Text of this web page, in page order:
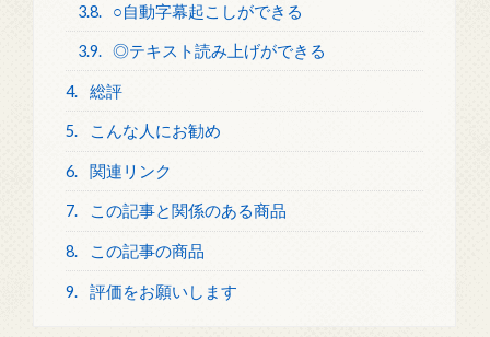
3.8. ○自動字幕起こしができる
3.9. ◎テキスト読み上げができる
4. 総評
5. こんな人にお勧め
6. 関連リンク
7. この記事と関係のある商品
8. この記事の商品
9. 評価をお願いします